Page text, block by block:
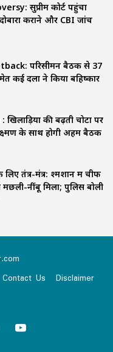
सुप्रीम कोर्ट पहुंचा
दोबारा कराने और CBI जांच
परिसीमन बैठक से 37
कई दलों ने किया बहिष्कार
की बढ़ती चोटों पर
के साथ होगी अहम बैठक
तंत्र-मंत्र: श्मशान में चीफ
मछली-नींबू मिला; पुलिस बोली
Contact Us
Disclaimer
YouTube